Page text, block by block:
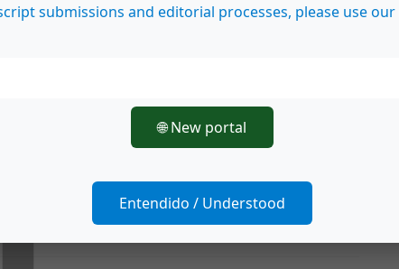
submissions and editorial processes, please use our
🌐 New portal
Entendido / Understood